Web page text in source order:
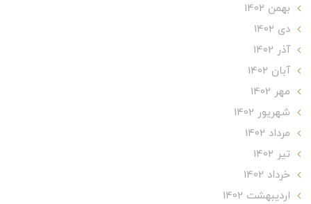
بهمن 1402
دی 1402
آذر 1402
آبان 1402
مهر 1402
شهریور 1402
مرداد 1402
تير 1402
خرداد 1402
ارديبهشت 1402